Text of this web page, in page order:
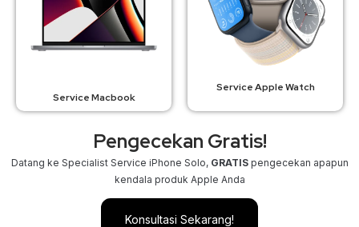
Service Macbook
Service Apple Watch
Pengecekan Gratis!
Datang ke Specialist Service iPhone Solo, GRATISpengecekan apapun
kendala produk Apple Anda
Konsultasi Sekarang!